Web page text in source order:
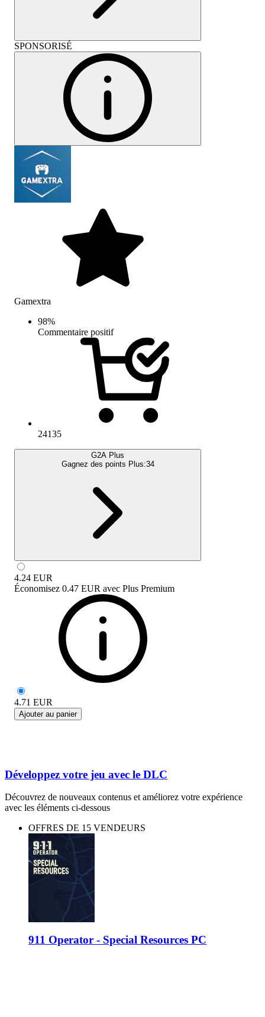
SPONSORISÉ
Gamextra
98%
Commentaire positif
24135
G2A Plus
Gagnez des points Plus:34
4.24 EUR
Économisez 0.47 EUR avec Plus Premium
4.71 EUR
Ajouter au panier
Développez votre jeu avec le DLC
Découvrez de nouveaux contenus et améliorez votre expérience
avec les éléments ci-dessous
OFFRES DE 15 VENDEURS
911 Operator - Special Resources PC